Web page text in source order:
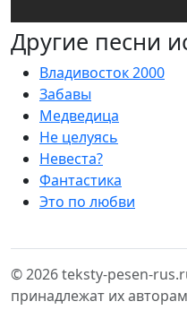
Другие песни
Владивосток 2000
Забавы
Медведица
Не целуясь
Невеста?
Фантастика
Это по любви
© 2026 teksty-pesen-
принадлежат их